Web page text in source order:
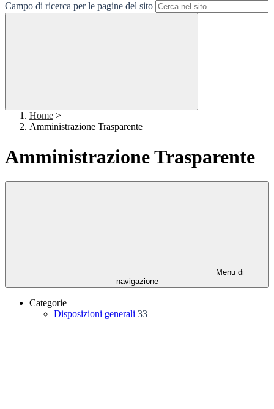
Campo di ricerca per le pagine del sito
Home >
Amministrazione Trasparente
Amministrazione Trasparente
Menu di
navigazione
Categorie
Disposizioni generali 33